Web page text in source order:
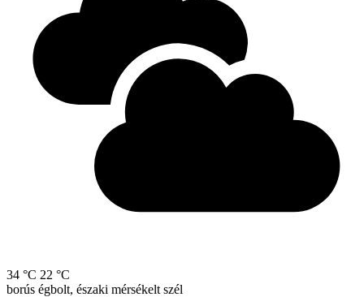
34 °C 22 °C
borús égbolt, északi mérsékelt szél